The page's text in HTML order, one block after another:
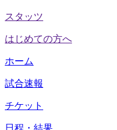
スタッツ
はじめての方へ
ホーム
試合速報
チケット
日程・結果